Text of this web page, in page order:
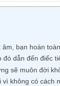
bạn hoàn
dẫn đến điếc
sẽ muôn đời
không có cách